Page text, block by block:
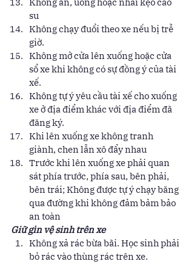
su
Không chạy đuổi theo xe nếu bị trễ
giờ.
Không mở cửa lên xuống hoặc cửa
sổ xe khi không có sự đồng ý của tài
xế.
Không tự ý yêu cầu tài xế cho xuống
xe ở địa điểm khác với địa điểm đã
đăng ký.
Khi lên xuống xe không tranh
giành, chen lẫn xô đẩy nhau
Trước khi lên xuống xe phải quan
sát phía trước, phía sau, bên phải,
bên trái; Không được tự ý chạy băng
qua đường khi không đảm bảm bảo
an toàn
Giữ gìn vệ sinh trên xe
Không xả rác bừa bãi. Học sinh phải
bỏ rác vào thùng rác trên xe.